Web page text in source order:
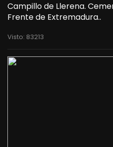
Campillo de Llerena.
Frente de Extremadura..
Visto: 83213